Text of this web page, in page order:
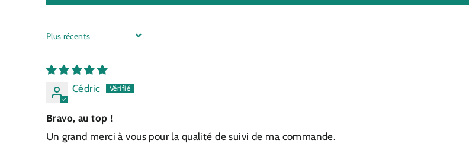
SORT BY
Cédric
Bravo, au top !
Un grand merci à vous pour la qualité de suivi de ma commande.